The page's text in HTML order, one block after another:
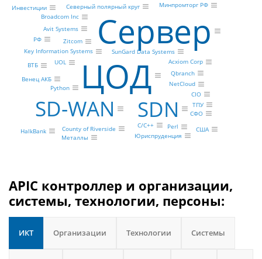
ЦОД
Сервер
SD-WAN SDN
SunGard Data Systems
Key Information Systems
Avit Systems
Zitcom
NetCloud
Qbranch
Acxiom Corp
UOL
Broadcom Inc
Венец АКБ
HalkBank County of Riverside
ВТБ
Python
C/C++ Perl
Минпромторг РФ
РФ
США
СФО
Северный полярный круг
Инвестиции
Юриспруденция
Металлы
CIO
ТПУ
APIC контроллер и организации,
системы, технологии, персоны:
ИКТ Организации Технологии Системы